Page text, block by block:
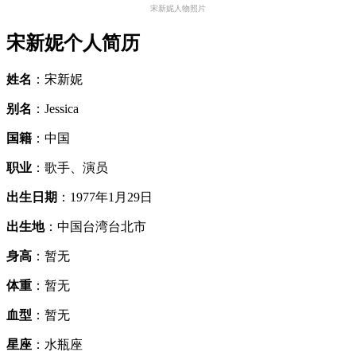
宋新妮人物照片
宋新妮个人简历
姓名 ：宋新妮
别名 ：Jessica
国籍 ：中国
职业 ：歌手、演员
出生日期 ：1977年1月29日
出生地：中国台湾台北市
身高 ：暂无
体重 ：暂无
血型 ：暂无
星座 ：水瓶座